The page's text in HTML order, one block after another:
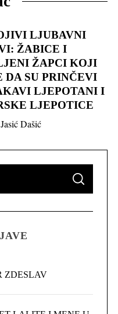
LJUBAVNI
ŽABICE I
ŽAPCI KOJI
DA SU PRINČEVI
LJEPOTANI I
LJEPOTICE
Dašić
S
A
C
ZDESLAV